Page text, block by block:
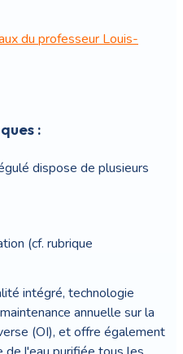
du professeur Louis-
:
dispose de plusieurs
(cf. rubrique
intégré, technologie
annuelle sur la
(OI), et offre également